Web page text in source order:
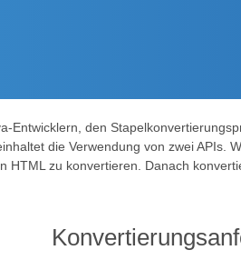
den
die Verwendung von zwei APIs.
zu konvertieren. Danach